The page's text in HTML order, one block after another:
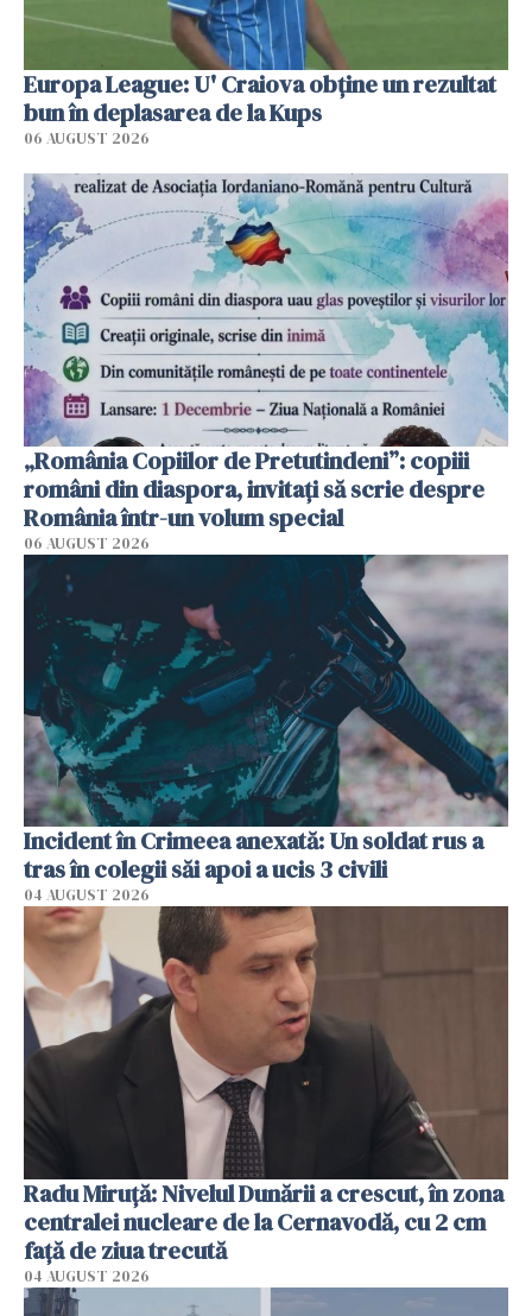
Europa League: U' Craiova obține un rezultat
bun în deplasarea de la Kups
06 AUGUST 2026
„România Copiilor de Pretutindeni”: copiii
români din diaspora, invitați să scrie despre
România într-un volum special
06 AUGUST 2026
Incident în Crimeea anexată: Un soldat rus a
tras în colegii săi apoi a ucis 3 civili
04 AUGUST 2026
Radu Miruţă: Nivelul Dunării a crescut, în zona
centralei nucleare de la Cernavodă, cu 2 cm
faţă de ziua trecută
04 AUGUST 2026